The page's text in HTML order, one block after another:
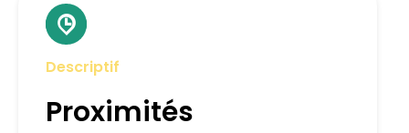
Descriptif
Proximités